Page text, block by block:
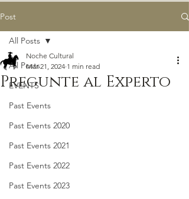
Post
All Posts
EVENTS
Past Events
Past Events 2020
Past Events 2021
Past Events 2022
Past Events 2023
All Posts
Pregunte al Experto
Noche Cultural
Mar 21, 2024 1 min read